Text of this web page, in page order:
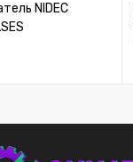
NIDEC